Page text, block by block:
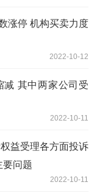
涨停 机构买卖力度
2022-10-12
减 其中两家公司受
2022-10-11
益受理各方面投诉
要问题
2022-10-11